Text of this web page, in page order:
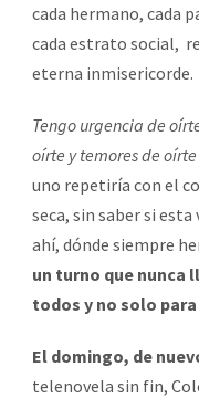
cada hermano, cada
cada estrato social,
eterna inmisericorde.
Tengo urgencia de
oírte y temores de oírte
uno repetiría con el
seca, sin saber si esta
ahí, dónde siempre
un turno que nunca
todos y no solo
El domingo, de
telenovela sin fin,